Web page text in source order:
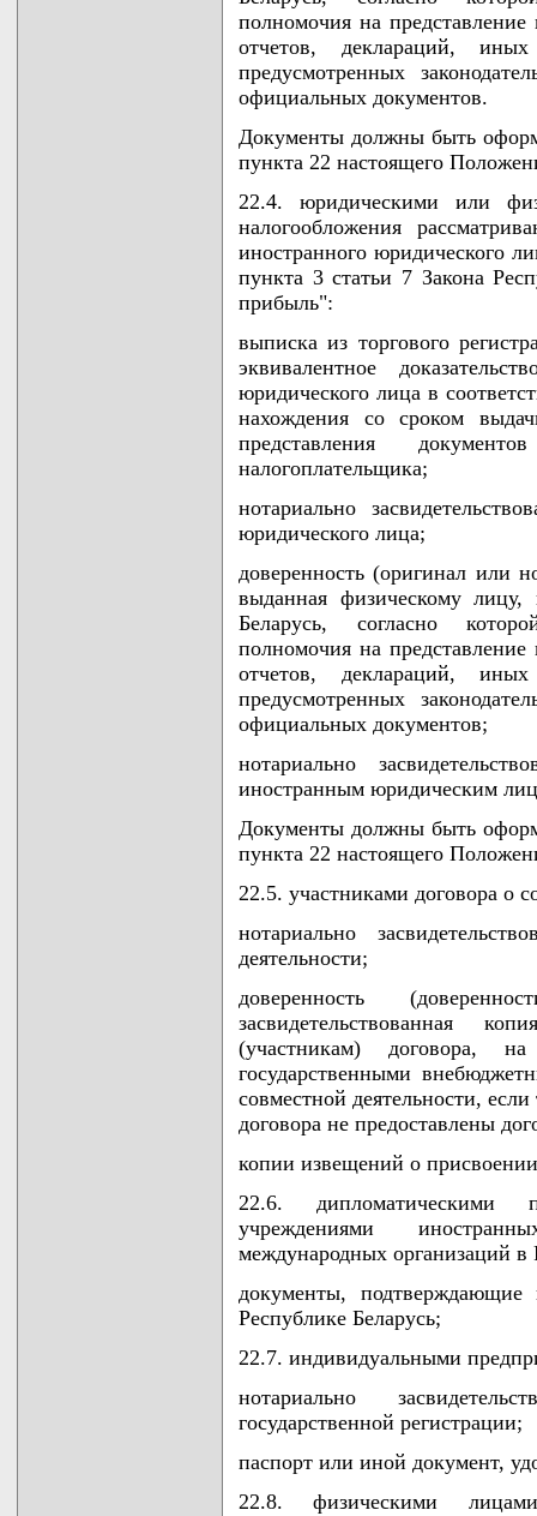
полномочия на
отчетов, деклараций,
предусмотренных
официальных документов.
Документы должны быть
пункта 22 настоящего
22.4. юридическими или
налогообложения
иностранного юридического
пункта 3 статьи 7 Закона
прибыль":
выписка из торгового
эквивалентное
юридического лица в
нахождения со сроком
представления
налогоплательщика;
нотариально
юридического лица;
доверенность (оригинал или
выданная физическому
Беларусь, согласно
полномочия на
отчетов, деклараций,
предусмотренных
официальных документов;
нотариально
иностранным юридическим
Документы должны быть
пункта 22 настоящего
22.5. участниками договора о
нотариально
деятельности;
доверенность
засвидетельствованная
(участникам) договора,
государственными
совместной деятельности,
договора не предоставлены
копии извещений о
22.6. дипломатическими
учреждениями
международных организаций в
документы,
Республике Беларусь;
22.7. индивидуальными
нотариально
государственной регистрации;
паспорт или иной документ,
22.8. физическими